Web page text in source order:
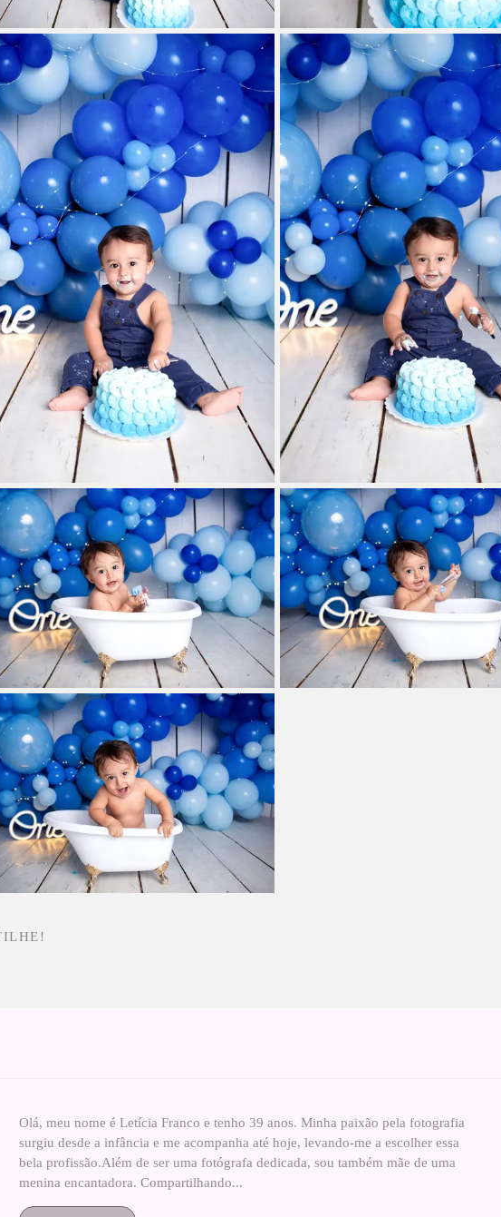
Olá, meu nome é Letícia Franco e tenho 39 anos. Minha paixão pela fotografia
surgiu desde a infância e me acompanha até hoje, levando-me a escolher essa
bela profissão.Além de ser uma fotógrafa dedicada, sou também mãe de uma
menina encantadora. Compartilhando...